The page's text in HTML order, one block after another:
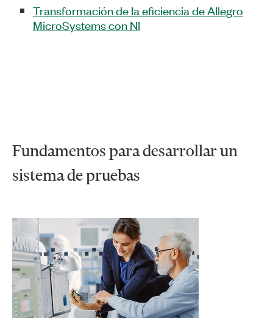
Transformación de la eficiencia de Allegro
MicroSystems con NI
Fundamentos para desarrollar un
sistema de pruebas